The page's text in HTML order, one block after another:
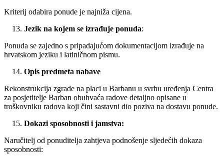
Kriterij odabira ponude je najniža cijena.
Jezik na kojem se izrađuje ponuda:
Ponuda se zajedno s pripadajućom dokumentacijom izrađuje na
hrvatskom jeziku i latiničnom pismu.
Opis predmeta nabave
Rekonstrukcija zgrade na placi u Barbanu u svrhu uređenja Centra
za posjetitelje Barban obuhvaća radove detaljno opisane u
troškovniku radova koji čini sastavni dio poziva na dostavu ponude.
Dokazi sposobnosti i jamstva:
Naručitelj od ponuditelja zahtjeva podnošenje sljedećih dokaza
sposobnosti: